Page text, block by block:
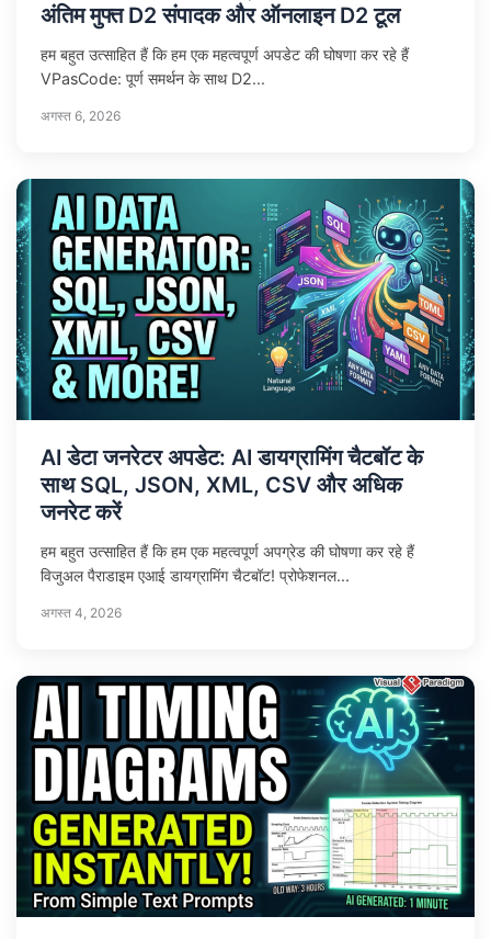
अंतिम मुफ्त D2 संपादक और ऑनलाइन D2 टूल
हम बहुत उत्साहित हैं कि हम एक महत्वपूर्ण अपडेट की घोषणा कर रहे हैं
VPasCode: पूर्ण समर्थन के साथ D2...
अगस्त 6, 2026
AI डेटा जनरेटर अपडेट: AI डायग्रामिंग चैटबॉट के
साथ SQL, JSON, XML, CSV और अधिक
जनरेट करें
हम बहुत उत्साहित हैं कि हम एक महत्वपूर्ण अपग्रेड की घोषणा कर रहे हैं
विजुअल पैराडाइम एआई डायग्रामिंग चैटबॉट! प्रोफेशनल...
अगस्त 4, 2026